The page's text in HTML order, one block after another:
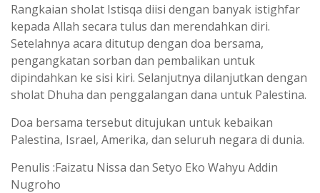
Rangkaian sholat Istisqa diisi dengan banyak istighfar
kepada Allah secara tulus dan merendahkan diri.
Setelahnya acara ditutup dengan doa bersama,
pengangkatan sorban dan pembalikan untuk
dipindahkan ke sisi kiri. Selanjutnya dilanjutkan dengan
sholat Dhuha dan penggalangan dana untuk Palestina.
Doa bersama tersebut ditujukan untuk kebaikan
Palestina, Israel, Amerika, dan seluruh negara di dunia.
Penulis :Faizatu Nissa dan Setyo Eko Wahyu Addin
Nugroho